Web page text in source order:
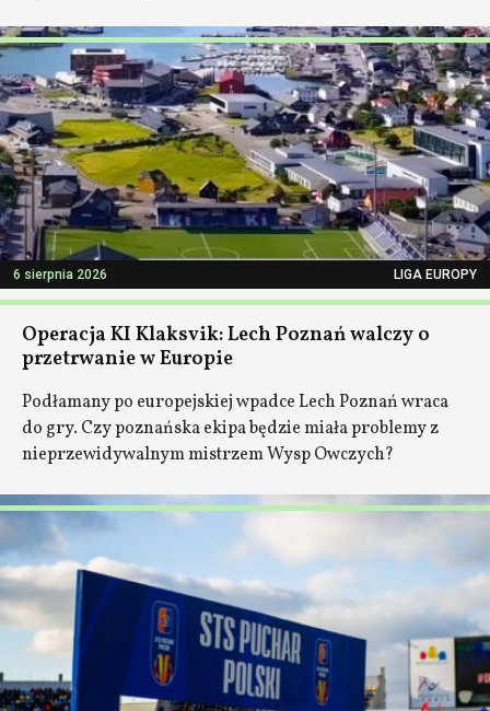
6 sierpnia 2026 LIGA EUROPY
Operacja KI Klaksvik: Lech Poznań walczy o
przetrwanie w Europie
Podłamany po europejskiej wpadce Lech Poznań wraca
do gry. Czy poznańska ekipa będzie miała problemy z
nieprzewidywalnym mistrzem Wysp Owczych?